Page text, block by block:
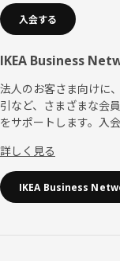
入会する
IKEA Business
法人のお客さま向けに
引など、さまざまな会
をサポートします。入
詳しく見る
IKEA Business